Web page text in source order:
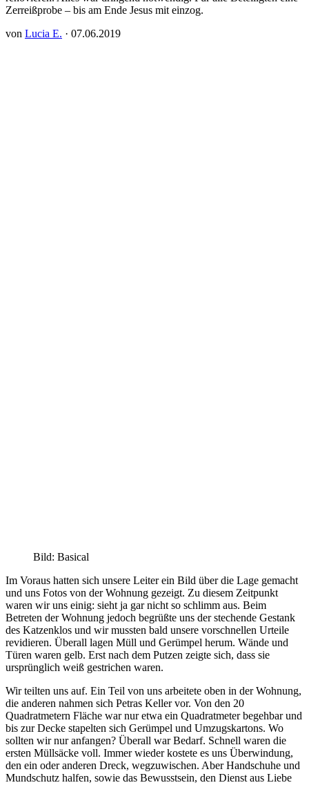
Zerreißprobe – bis am Ende Jesus mit einzog.
von Lucia E. · 07.06.2019
Bild: Basical
Im Voraus hatten sich unsere Leiter ein Bild über die Lage gemacht
und uns Fotos von der Wohnung gezeigt. Zu diesem Zeitpunkt
waren wir uns einig: sieht ja gar nicht so schlimm aus. Beim
Betreten der Wohnung jedoch begrüßte uns der stechende Gestank
des Katzenklos und wir mussten bald unsere vorschnellen Urteile
revidieren. Überall lagen Müll und Gerümpel herum. Wände und
Türen waren gelb. Erst nach dem Putzen zeigte sich, dass sie
ursprünglich weiß gestrichen waren.
Wir teilten uns auf. Ein Teil von uns arbeitete oben in der Wohnung,
die anderen nahmen sich Petras Keller vor. Von den 20
Quadratmetern Fläche war nur etwa ein Quadratmeter begehbar und
bis zur Decke stapelten sich Gerümpel und Umzugskartons. Wo
sollten wir nur anfangen? Überall war Bedarf. Schnell waren die
ersten Müllsäcke voll. Immer wieder kostete es uns Überwindung,
den ein oder anderen Dreck, wegzuwischen. Aber Handschuhe und
Mundschutz halfen, sowie das Bewusstsein, den Dienst aus Liebe